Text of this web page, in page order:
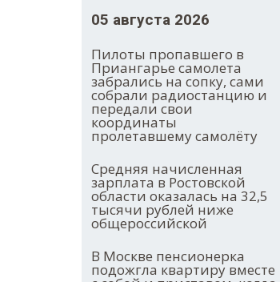
05 августа 2026
Пилоты пропавшего в
Приангарье самолета
забрались на сопку, сами
собрали радиостанцию и
передали свои
координаты
пролетавшему самолёту
Средняя начисленная
зарплата в Ростовской
области оказалась на 32,5
тысячи рублей ниже
общероссийской
В Москве пенсионерка
подожгла квартиру вместе